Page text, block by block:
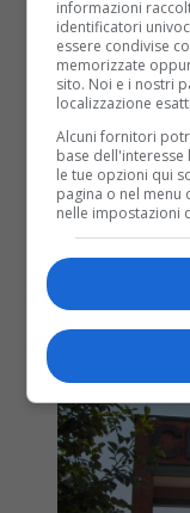
Cronaca
Macabro
informazioni
identificatori
essere condivise
memorizzate
sito. Noi e i nostri
localizzazione
Alcuni fornitori
base
le tue opzioni qui
pagina o nel menu
nelle impostazioni